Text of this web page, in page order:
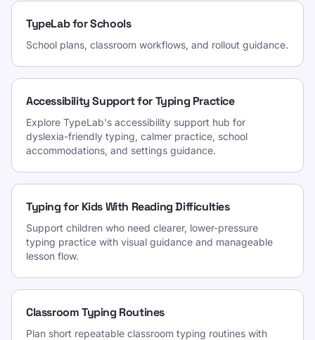
TypeLab for Schools
School plans, classroom workflows, and rollout guidance.
Accessibility Support for Typing Practice
Explore TypeLab's accessibility support hub for
dyslexia-friendly typing, calmer practice, school
accommodations, and settings guidance.
Typing for Kids With Reading Difficulties
Support children who need clearer, lower-pressure
typing practice with visual guidance and manageable
lesson flow.
Classroom Typing Routines
Plan short repeatable classroom typing routines with